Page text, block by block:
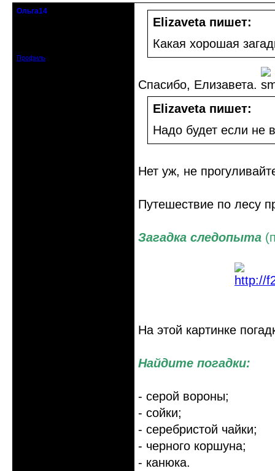
Ольга14
Профиль
Elizaveta пишет:
Какая хорошая
Спасибо, Елизавета.
Elizaveta пишет:
Надо будет если не
Нет уж, не
Путешествие по лесу
Загадка следопыта
На этой картинке
Найдите погадки:
- серой вороны;
- сойки;
- серебристой чайки;
- черного коршуна;
- канюка.